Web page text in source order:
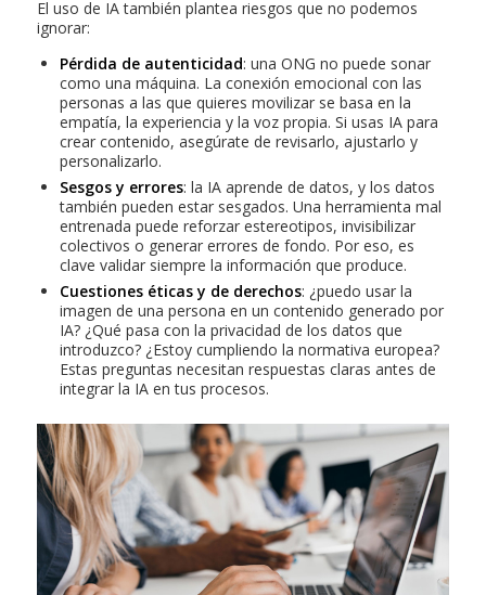
El uso de IA también plantea riesgos que no podemos
ignorar:
Pérdida de autenticidad: una ONG no puede sonar
como una máquina. La conexión emocional con las
personas a las que quieres movilizar se basa en la
empatía, la experiencia y la voz propia. Si usas IA para
crear contenido, asegúrate de revisarlo, ajustarlo y
personalizarlo.
Sesgos y errores: la IA aprende de datos, y los datos
también pueden estar sesgados. Una herramienta mal
entrenada puede reforzar estereotipos, invisibilizar
colectivos o generar errores de fondo. Por eso, es
clave validar siempre la información que produce.
Cuestiones éticas y de derechos: ¿puedo usar la
imagen de una persona en un contenido generado por
IA? ¿Qué pasa con la privacidad de los datos que
introduzco? ¿Estoy cumpliendo la normativa europea?
Estas preguntas necesitan respuestas claras antes de
integrar la IA en tus procesos.